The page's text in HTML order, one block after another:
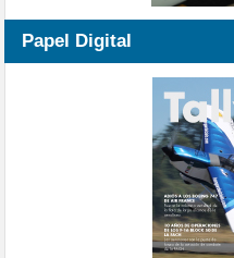
Papel Digital